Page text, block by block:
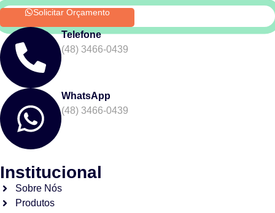
Solicitar Orçamento
Telefone
(48) 3466-0439
WhatsApp
(48) 3466-0439
Institucional
Sobre Nós
Produtos